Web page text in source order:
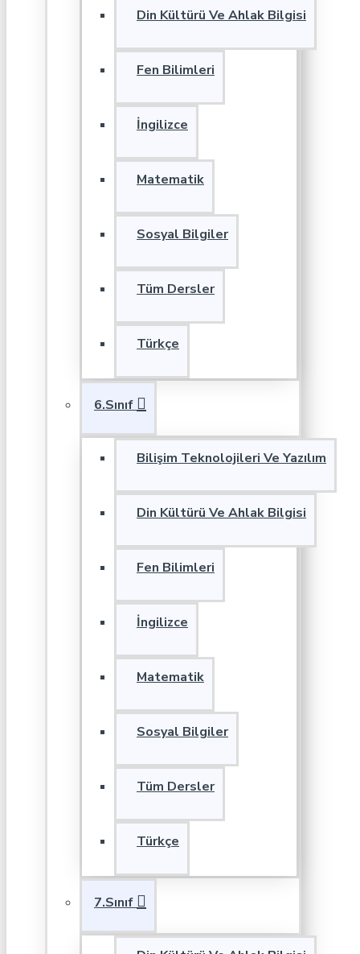
Din Kültürü Ve Ahlak Bilgisi
Fen Bilimleri
İngilizce
Matematik
Sosyal Bilgiler
Tüm Dersler
Türkçe
6.Sınıf
Bilişim Teknolojileri Ve Yazılım
Din Kültürü Ve Ahlak Bilgisi
Fen Bilimleri
İngilizce
Matematik
Sosyal Bilgiler
Tüm Dersler
Türkçe
7.Sınıf